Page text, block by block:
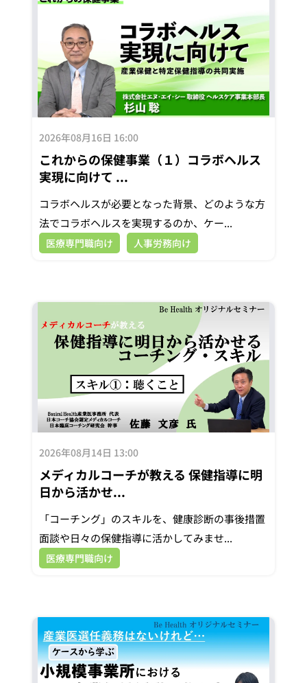
2026年08月16日 16:00
これからの保健事業（１）コラボヘルス
実現に向けて ...
コラボヘルスが必要となった背景、どのような方
法でコラボヘルスを実現するのか、ケー...
医療専門職向け 人事労務向け
2026年08月14日 13:00
メディカルコーチが教える 保健指導に明
日から活かせ...
「コーチング」のスキルを、健康診断の事後措置
面談や日々の保健指導に活かしてみませ...
医療専門職向け